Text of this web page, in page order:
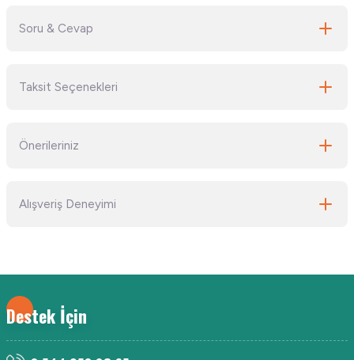
Soru & Cevap
Taksit Seçenekleri
Önerileriniz
yetersiz gördüğünüz noktaları öneri formunu kullanarak tarafımıza
Ürün resmi kalitesiz, bozuk veya görüntülenemiyor.
Ürün açıklamasında eksik bilgiler bulunuyor.
Ürün bilgilerinde hatalar bulunuyor.
Ürün fiyatı diğer sitelerden daha pahalı.
Alışveriş Deneyimi
Güzel,hızlı ve kaliteli
Destek İçin